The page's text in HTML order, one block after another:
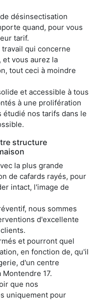
désinsectisation
quand, pour vous
tarif.
qui concerne
et vous aurez la
tout ceci à moindre
et accessible à tous
à une prolifération
étudié nos tarifs dans le
structure
la plus grande
de cafards rayés, pour
intact, l'image de
nous sommes
d'excellente
et pourront quel
en fonction de, qu'il
d'un centre
17.
que nos
uniquement pour